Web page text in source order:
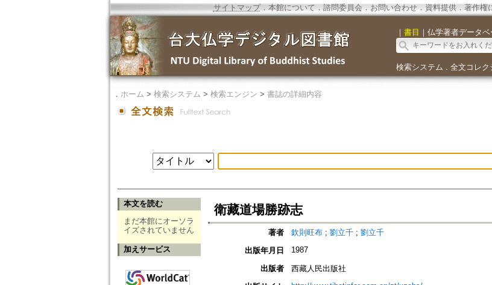
サイトマップ．本館について ． 諮問委員会． お問い合わせ． 資料提供． 著作権
｜ 書目 ｜ 仏学著者データベ
検索システム ． 全文コレク
． ホーム > 検索システム > 検索エンジン > 書誌の詳細内容
本文を読む
まだ本館にオーソラ
イズされていません
加えサービス
衛藏道場勝跡志
著者 欽則旺布; 劉立千; 劉立千
出版年月日
1987
出版者
西藏人民出版社